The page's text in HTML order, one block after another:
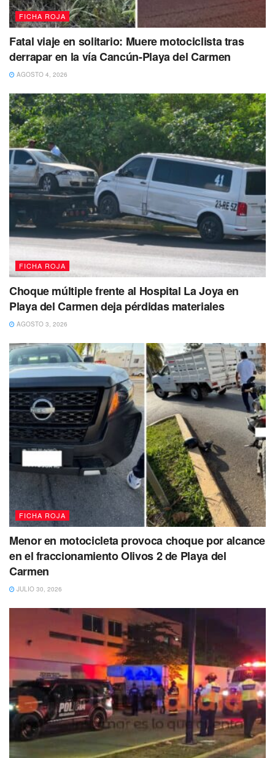
evitar tragedias en zonas habitacionales de alta afluencia.
FICHA ROJA
Fatal viaje en solitario: Muere motociclista tras
derrapar en la vía Cancún-Playa del Carmen
AGOSTO 4, 2026
FICHA ROJA
Choque múltiple frente al Hospital La Joya en
Playa del Carmen deja pérdidas materiales
AGOSTO 3, 2026
FICHA ROJA
Menor en motocicleta provoca choque por alcance
en el fraccionamiento Olivos 2 de Playa del
Carmen
JULIO 30, 2026